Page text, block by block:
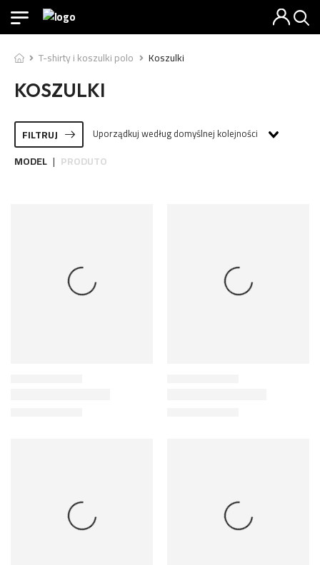
T-shirty i koszulki polo Koszulki
KOSZULKI
FILTRUJ Uporządkuj według domyślnej kolejności
MODEL | PRODUTO